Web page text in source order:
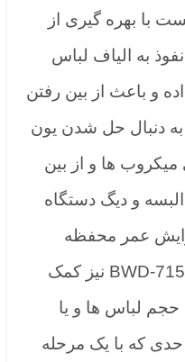
7 کیلویی بست با بهره گیری از
به الیاف لباس
و باعث از بین رفتن
دنبال حل شدن یون
میکروب ها و از بین
البسه و دیگ دستگاه
عمر محفظه
ماشین لباسشویی بست BWD-7150N نیز کمک
لباس ها و یا
حدی که با یک مرحله